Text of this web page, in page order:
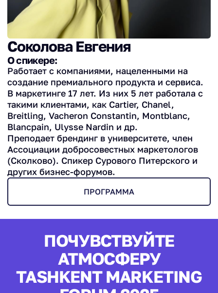
Соколова Евгения
О спикере:
Работает с компаниями, нацеленными на
создание премиального продукта и сервиса.
В маркетинге 17 лет. Из них 5 лет работала с
такими клиентами, как Cartier, Chanel,
Breitling, Vacheron Constantin, Montblanc,
Blancpain, Ulysse Nardin и др.
Преподает брендинг в университете, член
Ассоциации добросовестных маркетологов
(Сколково). Спикер Сурового Питерского и
других бизнес-форумов.
ПРОГРАММА
ПОЧУВСТВУЙТЕ
АТМОСФЕРУ
TASHKENT MARKETING